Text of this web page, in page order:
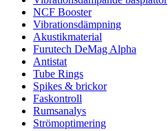
NCF Booster
Vibrationsdämpning
Akustikmaterial
Furutech DeMag Alpha
Antistat
Tube Rings
Spikes & brickor
Faskontroll
Rumsanalys
Strömoptimering